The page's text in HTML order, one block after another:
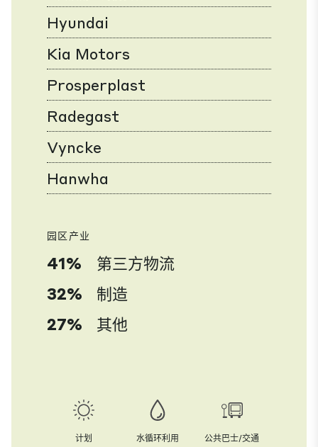
Hyundai
Kia Motors
Prosperplast
Radegast
Vyncke
Hanwha
园区产业
41%
第三方物流
32%
制造
27%
其他
计划 水循环利用 公共巴士/交通